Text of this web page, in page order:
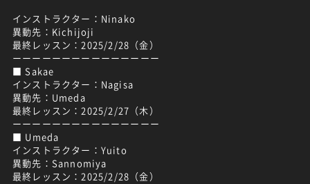
インストラクター：Ninako
異動先：Kichijoji
最終レッスン：2025/2/28（金）
ーーーーーーーーーーーーーーー
■ Sakae
インストラクター：Nagisa
異動先：Umeda
最終レッスン：2025/2/27（木）
ーーーーーーーーーーーーーーー
■ Umeda
インストラクター：Yuito
異動先：Sannomiya
最終レッスン：2025/2/28（金）